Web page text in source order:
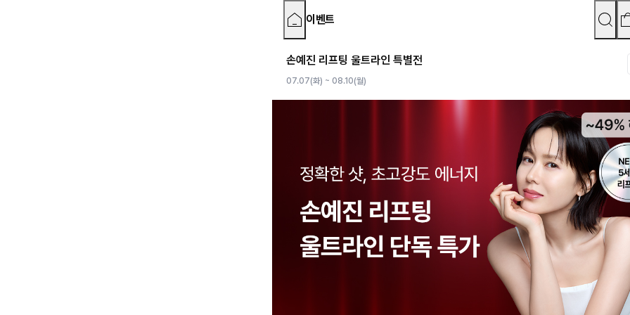
이벤트
손예진 리프팅 울트라인 특별전
07.07(화) ~ 08.10(월)